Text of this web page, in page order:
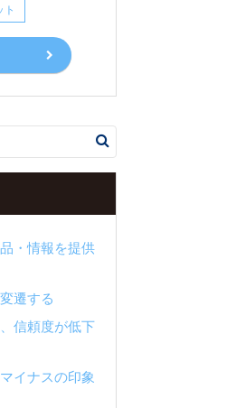
トことができる
とができる
ことができる
意点
めるのは難し
・情報を提供
遷する
信頼度が低下
イナスの印象